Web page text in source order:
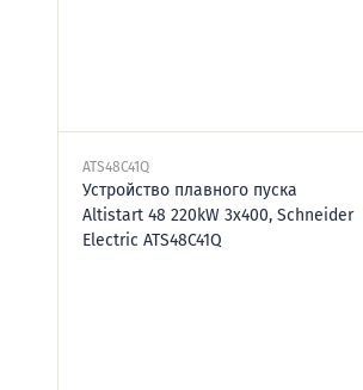
ATS48C41Q
Устройство плавного пуска
Altistart 48 220kW 3x400, Schneider
Electric ATS48C41Q